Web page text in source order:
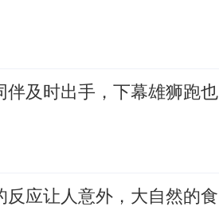
及时出手，下幕雄狮跑也
应让人意外，大自然的食